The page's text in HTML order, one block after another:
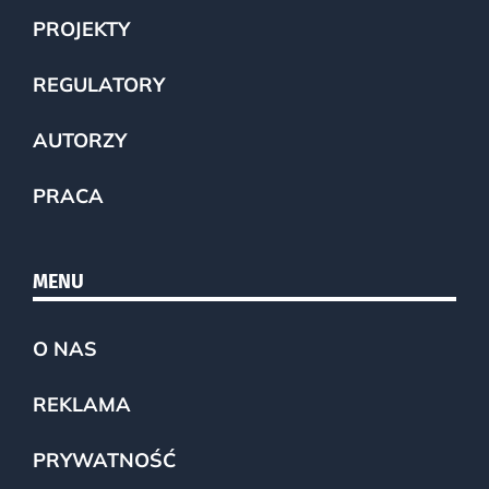
PROJEKTY
REGULATORY
AUTORZY
PRACA
MENU
O NAS
REKLAMA
PRYWATNOŚĆ